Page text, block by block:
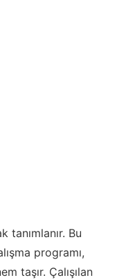
tanımlanır. Bu
programı,
taşır. Çalışılan